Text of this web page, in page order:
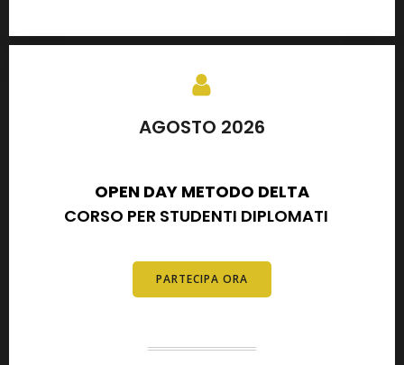
AGOSTO 2026
OPEN DAY METODO DELTA
CORSO PER STUDENTI DIPLOMATI
PARTECIPA ORA